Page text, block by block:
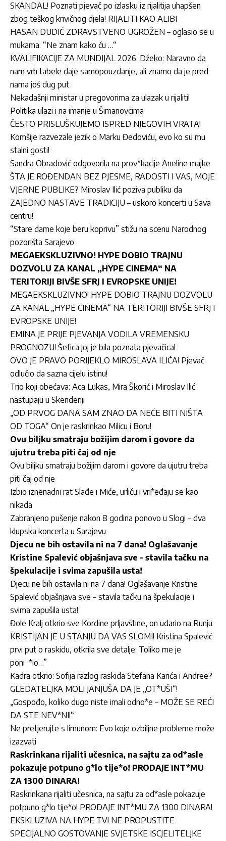
SKANDAL! Poznati pjevač po izlasku iz rijalitija uhapšen
zbog teškog krivičnog djela! RIJALITI KAO ALIBI
HASAN DUDIĆ ZDRAVSTVENO UGROŽEN – oglasio se u
mukama: “Ne znam kako ću …“
KVALIFIKACIJE ZA MUNDIJAL 2026. Džeko: Naravno da
nam vrh tabele daje samopouzdanje, ali znamo da je pred
nama još dug put
Nekadašnji ministar u pregovorima za ulazak u rijaliti!
Politika ulazi i na imanje u Šimanovcima
ČESTO PRISLUŠKUJEMO ISPRED NJEGOVIH VRATA!
Komšije razvezale jezik o Marku Đedoviću, evo ko su mu
stalni gosti!
Sandra Obradović odgovorila na prov*kacije Aneline majke
ŠTA JE ROĐENDAN BEZ PJESME, RADOSTI I VAS, MOJE
VJERNE PUBLIKE? Miroslav Ilić poziva publiku da
ZAJEDNO NASTAVE TRADICIJU – uskoro koncerti u Sava
centru!
“Stare dame koje beru koprivu” stižu na scenu Narodnog
pozorišta Sarajevo
MEGAEKSKLUZIVNO! HYPE DOBIO TRAJNU
DOZVOLU ZA KANAL „HYPE CINEMA“ NA
TERITORIJI BIVŠE SFRJ I EVROPSKE UNIJE!
MEGAEKSKLUZIVNO! HYPE DOBIO TRAJNU DOZVOLU
ZA KANAL „HYPE CINEMA“ NA TERITORIJI BIVŠE SFRJ I
EVROPSKE UNIJE!
EMINA JE PRIJE PJEVANJA VODILA VREMENSKU
PROGNOZU! Šefica joj je bila poznata pjevačica!
OVO JE PRAVO PORIJEKLO MIROSLAVA ILIĆA! Pjevač
odlučio da sazna cijelu istinu!
Trio koji obećava: Aca Lukas, Mira Škorić i Miroslav Ilić
nastupaju u Skenderiji
„OD PRVOG DANA SAM ZNAO DA NEĆE BITI NIŠTA
OD TOGA“ On je raskrinkao Milicu i Boru!
Ovu biljku smatraju božijim darom i govore da
ujutru treba piti čaj od nje
Ovu biljku smatraju božijim darom i govore da ujutru treba
piti čaj od nje
Izbio iznenadni rat Slađe i Miće, urliču i vri*eđaju se kao
nikada
Zabranjeno pušenje nakon 8 godina ponovo u Slogi – dva
klupska koncerta u Sarajevu
Djecu ne bih ostavila ni na 7 dana! Oglašavanje
Kristine Spalević objašnjava sve – stavila tačku na
špekulacije i svima zapušila usta!
Djecu ne bih ostavila ni na 7 dana! Oglašavanje Kristine
Spalević objašnjava sve – stavila tačku na špekulacije i
svima zapušila usta!
Đole Kralj otkrio sve Kordine prljavštine, on udario na Runju
KRISTIJAN JE U STANJU DA VAS SLOMI! Kristina Spalević
prvi put o raskidu, otkrila sve detalje: Toliko me je
poni¨*io…”
Kadra otkrio: Sofija razlog raskida Stefana Karića i Andree?
GLEDATELJKA MOLI JANJUŠA DA JE „OT*UŠI“!
„Gospođo, koliko dugo niste imali odno*e – MOŽE SE REĆI
DA STE NEV*NI!“
Ne pretjerujte s limunom: Evo koje ozbiljne probleme može
izazvati
Raskrinkana rijaliti učesnica, na sajtu za od*asle
pokazuje potpuno g*lo tije*o! PRODAJE INT*MU
ZA 1300 DINARA!
Raskrinkana rijaliti učesnica, na sajtu za od*asle pokazuje
potpuno g*lo tije*o! PRODAJE INT*MU ZA 1300 DINARA!
EKSKLUZIVA NA HYPE TV! NE PROPUSTITE
SPECIJALNO GOSTOVANJE SVJETSKE ISCJELITELJKE